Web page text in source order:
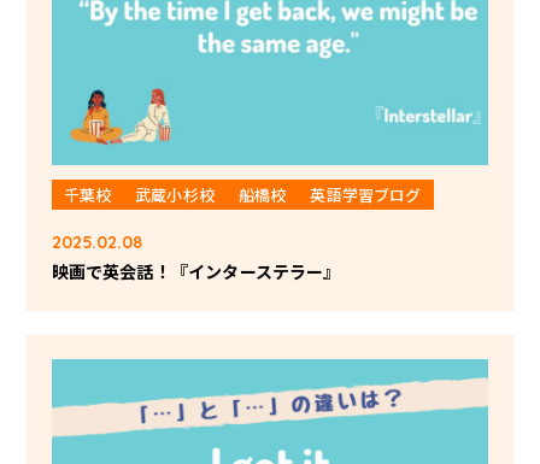
千葉校 武蔵小杉校 船橋校 英語学習ブログ
2025.02.08
映画で英会話！『インターステラー』